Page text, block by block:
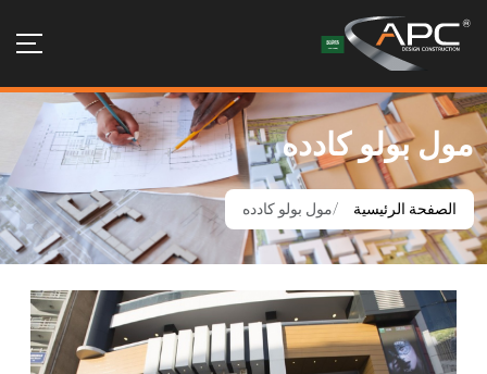
مول بولو كادده
الصفحة الرئيسية مول بولو كادده